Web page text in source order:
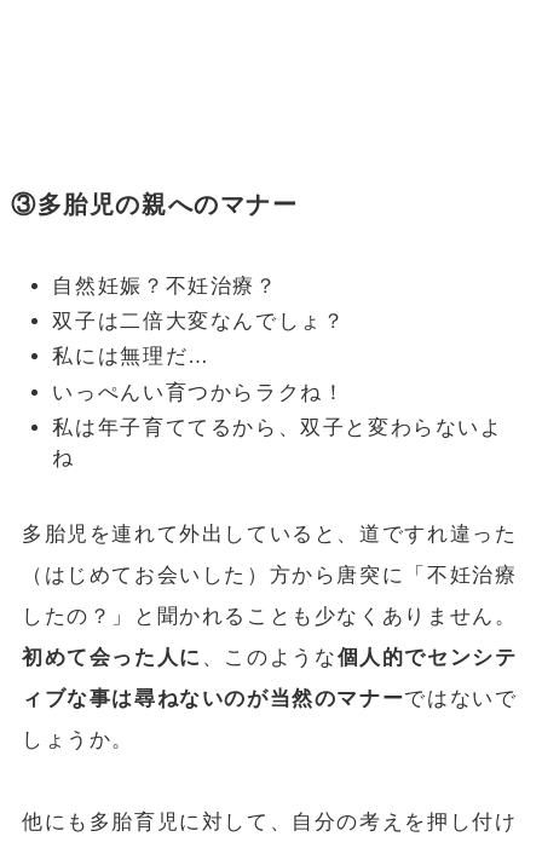
③多胎児の親へのマナー
自然妊娠？不妊治療？
双子は二倍大変なんでしょ？
私には無理だ…
いっぺんい育つからラクね！
私は年子育ててるから、双子と変わらないよ
ね
多胎児を連れて外出していると、道ですれ違った
（はじめてお会いした）方から唐突に「不妊治療
したの？」と聞かれることも少なくありません。
初めて会った人に 、このような個人的でセンシテ
ィブな事は尋ねないのが当然のマナーではないで
しょうか。
他にも多胎育児に対して、自分の考えを押し付け